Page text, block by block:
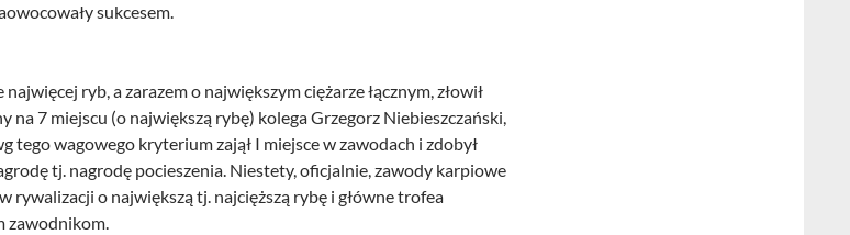
sukcesem.
ryb, a zarazem o największym ciężarze łącznym, złowił
na 7 miejscu (o największą rybę) kolega Grzegorz Niebieszczański,
tego wagowego kryterium zajął I miejsce w zawodach i zdobył
tj. nagrodę pocieszenia. Niestety, oficjalnie, zawody karpiowe
rywalizacji o największą tj. najcięższą rybę i główne trofea
zawodnikom.